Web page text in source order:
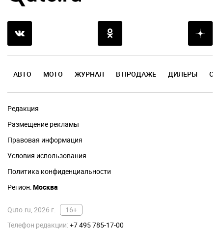
АВТО МОТО ЖУРНАЛ В ПРОДАЖЕ ДИЛЕРЫ
Редакция
Размещение рекламы
Правовая информация
Условия использования
Политика конфиденциальности
Регион:Москва
Quto.ru, 2026 г.
16+
Телефон редакции:+7 495 785-17-00